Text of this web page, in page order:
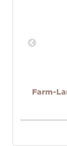
Farm-